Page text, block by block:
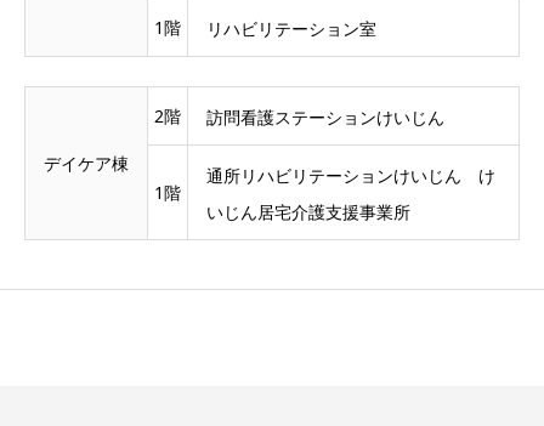
1階 リハビリテーション室
デイケア棟
2階 訪問看護ステーションけいじん
1階
通所リハビリテーションけいじん け
いじん居宅介護支援事業所